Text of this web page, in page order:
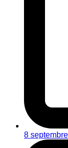
8